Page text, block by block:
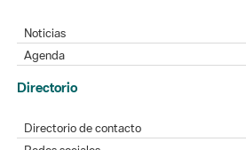
Directorio de contacto
Redes sociales
Buzón de sugerencias